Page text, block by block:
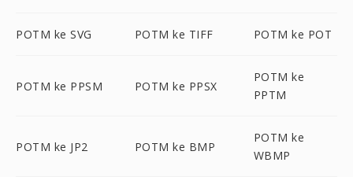
POTM ke SVG POTM ke TIFF POTM ke POT
POTM ke PPSM POTM ke PPSX
POTM ke
PPTM
POTM ke JP2 POTM ke BMP
POTM ke
WBMP